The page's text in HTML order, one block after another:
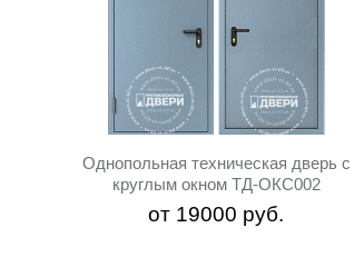
Однопольная техническая дверь с
круглым окном ТД-ОКС002
от 19000 руб.